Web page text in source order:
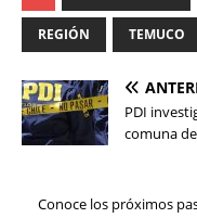
REGIÓN TEMUCO
PDI
comuna
Conoce los próximos